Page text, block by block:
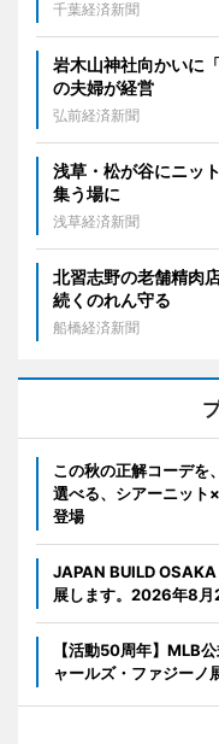
千葉経済新聞
岩木山神社向かいに
の夫婦が経営
弘前経済新聞
浅草・松が谷にニ
集う場に
浅草経済新聞
北習志野の老舗精肉
続くのれん守る
船橋経済新聞
この秋の正解コーデを
選べる、シアーニット
登場
JAPAN BUILD
展します。2026年8月
【活動50周年】MLB
ャールズ・ファジーノ